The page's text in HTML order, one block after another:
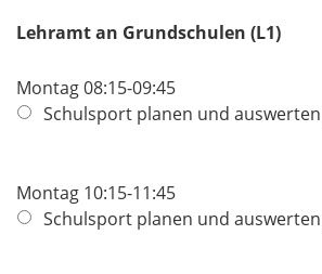
Lehramt an Grundschulen (L1)
Montag 08:15-09:45
Schulsport planen und auswerten
Montag 10:15-11:45
Schulsport planen und auswerten